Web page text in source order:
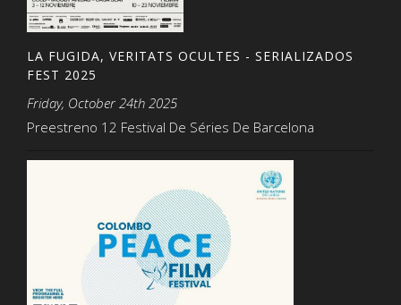
LA FUGIDA, VERITATS OCULTES - SERIALIZADOS
FEST 2025
Friday, October 24th 2025
Preestreno 12 Festival De Séries De Barcelona